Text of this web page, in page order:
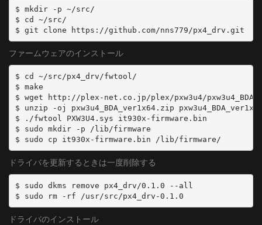
$ mkdir -p ~/src/
$ cd ~/src/
ファームウェアのインストール
$ cd ~/src/px4_drv/fwtool/
$ make
$ wget http://plex-net.co.jp/plex/pxw3u4/
$ unzip -oj pxw3u4_BDA_ver1x64.zip
$ ./fwtool PXW3U4.sys it930x-firmware.bin
$ sudo mkdir -p /lib/firmware
ドライバを更新するときは一度削除する
$ sudo dkms remove px4_drv/0.1.0 --all
ドライバのインストール